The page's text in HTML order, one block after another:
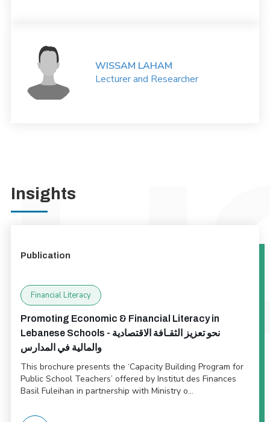
WISSAM LAHAM
Lecturer and Researcher
Insights
Publication
Financial Literacy
Promoting Economic & Financial Literacy in
Lebanese Schools - نحو تعزيز الثقـافة الاقتصادية
والمالية في المدارس
This brochure presents the ‘Capacity Building Program for
Public School Teachers’ offered by Institut des Finances
Basil Fuleihan in partnership with Ministry o...